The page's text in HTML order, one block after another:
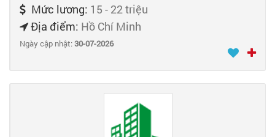
Mức lương: 15 - 22 triệu
Địa điểm: Hồ Chí Minh
Ngày cập nhật:30-07-2026